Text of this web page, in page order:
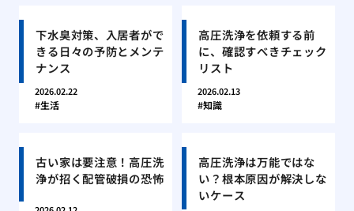
下水臭対策、入居者がで
きる日々の予防とメンテ
ナンス
2026.02.22
生活
高圧洗浄を依頼する前
に、確認すべきチェック
リスト
2026.02.13
知識
古い家は要注意！高圧洗
浄が招く配管破損の恐怖
高圧洗浄は万能ではな
い？根本原因が解決しな
いケース